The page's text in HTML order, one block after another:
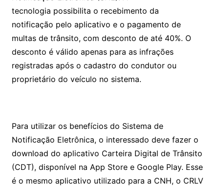
tecnologia possibilita o recebimento da
notificação pelo aplicativo e o pagamento de
multas de trânsito, com desconto de até 40%. O
desconto é válido apenas para as infrações
registradas após o cadastro do condutor ou
proprietário do veículo no sistema.
Para utilizar os benefícios do Sistema de
Notificação Eletrônica, o interessado deve fazer o
download do aplicativo Carteira Digital de Trânsito
(CDT), disponível na App Store e Google Play. Esse
é o mesmo aplicativo utilizado para a CNH, o CRLV